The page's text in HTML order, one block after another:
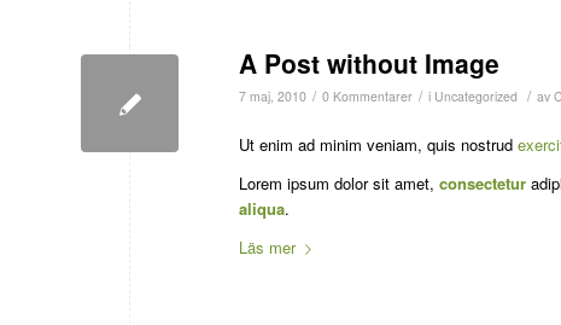
A Post without Image
7 maj, 2010 / 0 Kommentarer / i Uncategorized / av
Ut enim ad minim veniam, quis nostrud
Lorem ipsum dolor sit amet, consectetur
aliqua.
Läs mer